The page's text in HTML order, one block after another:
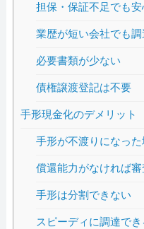
担保・保証不足でも安
業歴が短い会社でも
必要書類が少ない
債権譲渡登記は不要
手形現金化のデメリット
手形が不渡りになっ
償還能力がなければ
手形は分割できない
スピーディに調達で